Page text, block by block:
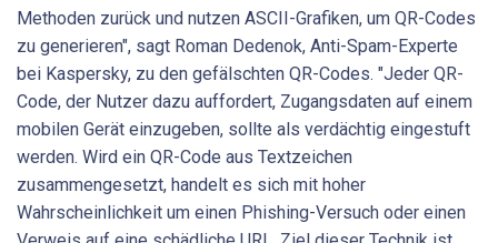
Methoden zurück und nutzen ASCII-Grafiken, um QR-Codes
zu generieren", sagt Roman Dedenok, Anti-Spam-Experte
bei Kaspersky, zu den gefälschten QR-Codes. "Jeder QR-
Code, der Nutzer dazu auffordert, Zugangsdaten auf einem
mobilen Gerät einzugeben, sollte als verdächtig eingestuft
werden. Wird ein QR-Code aus Textzeichen
zusammengesetzt, handelt es sich mit hoher
Wahrscheinlichkeit um einen Phishing-Versuch oder einen